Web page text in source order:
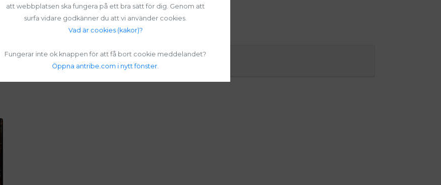
att webbplatsen ska fungera på ett bra sätt för dig. Genom att
surfa vidare godkänner du att vi använder cookies.
Vad är cookies (kakor)?
Fungerar inte ok knappen för att få bort cookie meddelandet?
Öppna antribe.com i nytt fönster.